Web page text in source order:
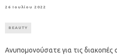
26 Ιουλίου 2022
BEAUTY
Ανυπομονούσατε για τις διακοπές